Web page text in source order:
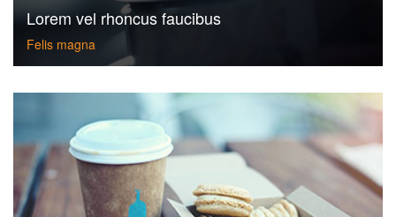
Lorem vel rhoncus faucibus
Felis magna